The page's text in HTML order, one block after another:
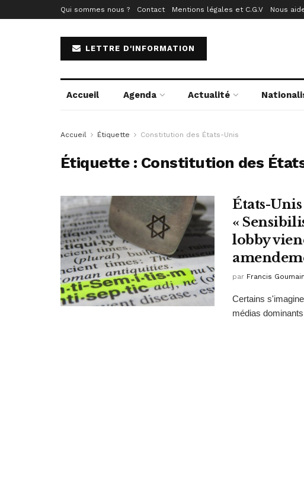
Qui sommes nous ? Contact Mentions légales et C.G.V Nous
LETTRE D'INFORMATION
Accueil Agenda Actualité
Accueil Étiquette Constitution des États-Unis
Étiquette : Constitution des
États-
«
lobby
par Francis Goumain
Certains
médias